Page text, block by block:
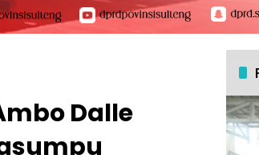
Dalle